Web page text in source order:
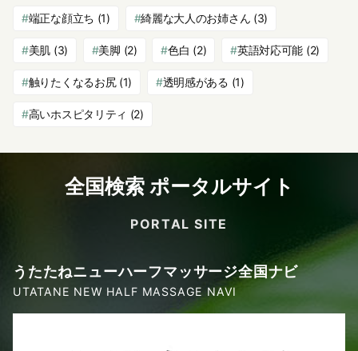
端正な顔立ち (1) 綺麗な大人のお姉さん (3)
美肌 (3) 美脚 (2) 色白 (2) 英語対応可能 (2)
触りたくなるお尻(1) 透明感がある (1)
高いホスピタリティ (2)
全国検索 ポータルサイト
PORTAL SITE
うたたねニューハーフマッサージ全国ナビ
UTATANE NEW HALF MASSAGE NAVI